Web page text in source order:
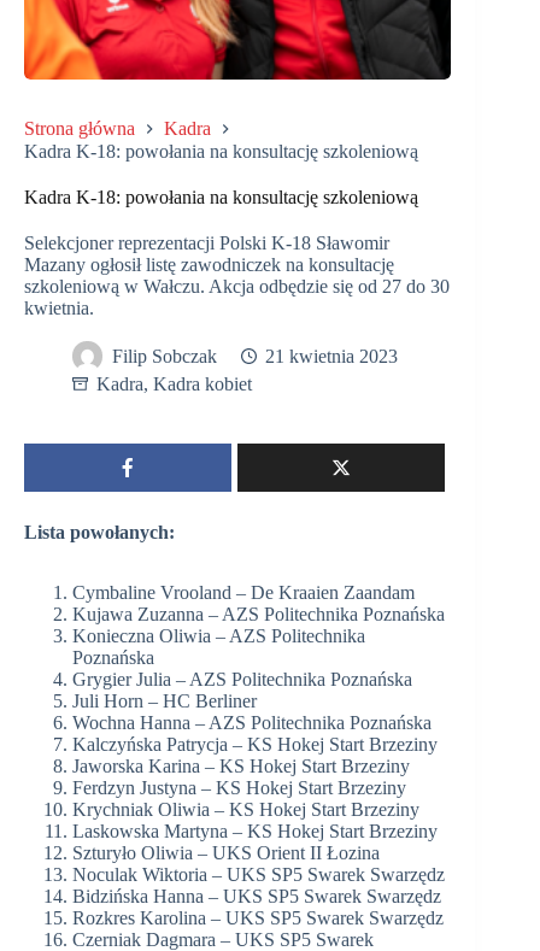
Strona główna
Kadra
Kadra K-18: powołania na konsultację szkoleniową
Kadra K-18: powołania na konsultację szkoleniową
Selekcjoner reprezentacji Polski K-18 Sławomir
Mazany ogłosił listę zawodniczek na konsultację
szkoleniową w Wałczu. Akcja odbędzie się od 27 do 30
kwietnia.
Filip Sobczak
21 kwietnia 2023
Kadra, Kadra kobiet
Lista powołanych:
Cymbaline Vrooland – De Kraaien Zaandam
Kujawa Zuzanna – AZS Politechnika Poznańska
Konieczna Oliwia – AZS Politechnika
Poznańska
Grygier Julia – AZS Politechnika Poznańska
Juli Horn – HC Berliner
Wochna Hanna – AZS Politechnika Poznańska
Kalczyńska Patrycja – KS Hokej Start Brzeziny
Jaworska Karina – KS Hokej Start Brzeziny
Ferdzyn Justyna – KS Hokej Start Brzeziny
Krychniak Oliwia – KS Hokej Start Brzeziny
Laskowska Martyna – KS Hokej Start Brzeziny
Szturyło Oliwia – UKS Orient II Łozina
Noculak Wiktoria – UKS SP5 Swarek Swarzędz
Bidzińska Hanna – UKS SP5 Swarek Swarzędz
Rozkres Karolina – UKS SP5 Swarek Swarzędz
Czerniak Dagmara – UKS SP5 Swarek